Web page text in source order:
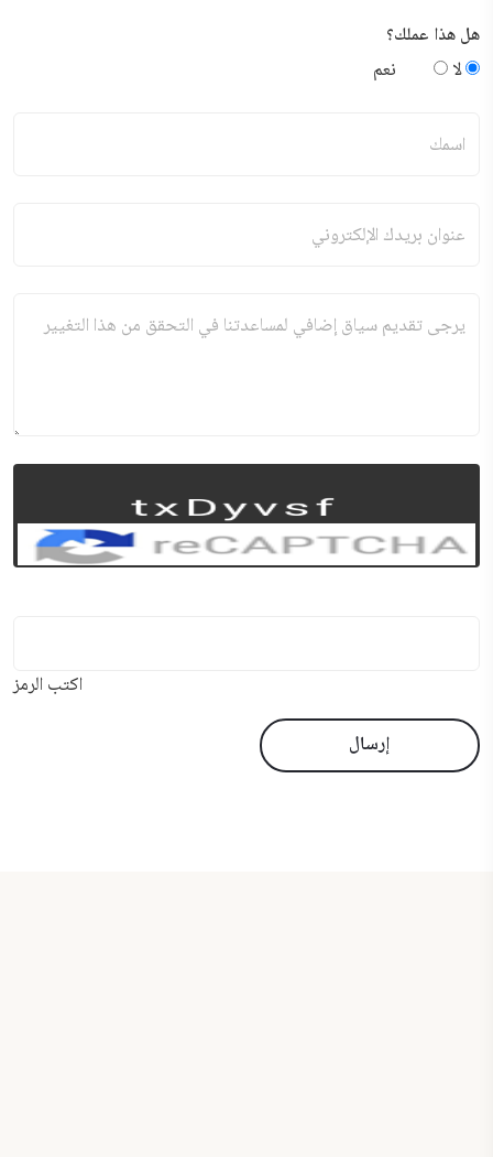
هل هذا عملك؟
لا نعم
اسمك
عنوان بريدك الإلكتروني
يرجى تقديم سياق إضافي لمساعدتنا في التحقق من هذا التغيير
اكتب الرمز
إرسال